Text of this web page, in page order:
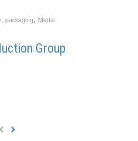
packaging, Media
Group